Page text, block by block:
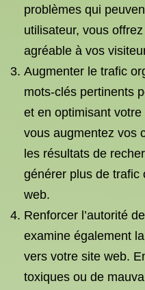
problèmes qui
utilisateur, vous
agréable à vos
Augmenter le trafic
mots-clés pertinents
et en optimisant
vous augmentez vos
les résultats de
générer plus de trafic
web.
Renforcer l’autorité
examine également
vers votre site web.
toxiques ou de